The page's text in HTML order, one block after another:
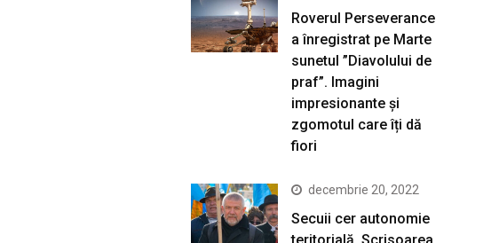
Roverul Perseverance
a înregistrat pe Marte
sunetul ”Diavolului de
praf”. Imagini
impresionante și
zgomotul care îți dă
fiori
decembrie 20, 2022
Secuii cer autonomie